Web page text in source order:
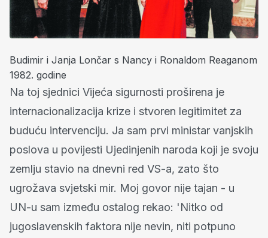
Budimir i Janja Lončar s Nancy i Ronaldom Reaganom
1982. godine
Na toj sjednici Vijeća sigurnosti proširena je
internacionalizacija krize i stvoren legitimitet za
buduću intervenciju. Ja sam prvi ministar vanjskih
poslova u povijesti Ujedinjenih naroda koji je svoju
zemlju stavio na dnevni red VS-a, zato što
ugrožava svjetski mir. Moj govor nije tajan - u
UN-u sam između ostalog rekao: 'Nitko od
jugoslavenskih faktora nije nevin, niti potpuno